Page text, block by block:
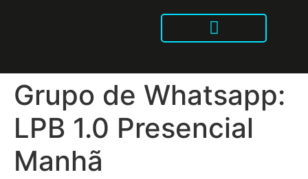
Grupo de Whatsapp:
LPB 1.0 Presencial
Manhã